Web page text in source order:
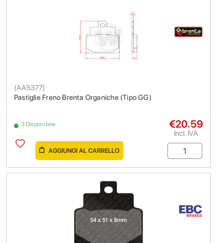
Pastiglie Freno Brenta Organiche (Tipo GG)
(AA5377)
3 Disponibile €20.59
Incl. IVA
AGGIUNGI AL CARRELLO